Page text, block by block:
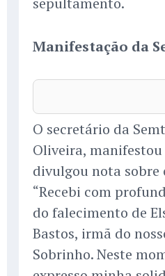
Manifestação da
O secretário da
Oliveira,
divulgou nota sobre
“Recebi com
do falecimento de
Bastos, irmã do
Sobrinho. Neste